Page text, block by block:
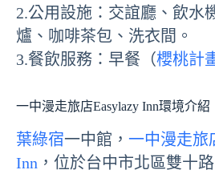
2.公用設施：交誼廳、飲水
爐、咖啡茶包、洗衣間。
3.餐飲服務：早餐（櫻桃計
一中漫走旅店Easylazy Inn環境介紹
葉綠宿一中館， 一中漫走旅
Inn ，位於台中市北區雙十